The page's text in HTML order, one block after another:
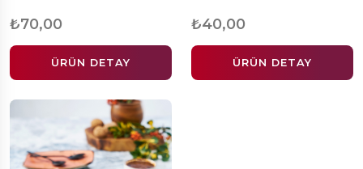
₺70,00
ÜRÜN DETAY
₺40,00
ÜRÜN DETAY